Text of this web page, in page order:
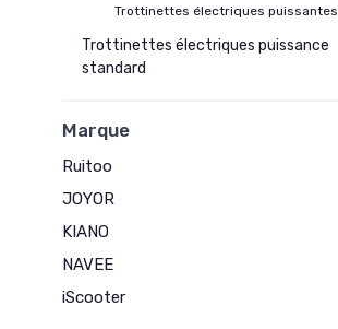
Trottinettes électriques puissantes
Trottinettes électriques puissance
standard
Marque
Ruitoo
JOYOR
KIANO
NAVEE
iScooter